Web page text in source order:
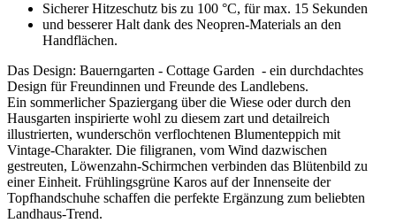
Sicherer Hitzeschutz bis zu 100 °C, für max. 15 Sekunden
und besserer Halt dank des Neopren-Materials an den
Handflächen.
Das Design: Bauerngarten - Cottage Garden - ein durchdachtes
Design für Freundinnen und Freunde des Landlebens.
Ein sommerlicher Spaziergang über die Wiese oder durch den
Hausgarten inspirierte wohl zu diesem zart und detailreich
illustrierten, wunderschön verflochtenen Blumenteppich mit
Vintage-Charakter. Die filigranen, vom Wind dazwischen
gestreuten, Löwenzahn-Schirmchen verbinden das Blütenbild zu
einer Einheit. Frühlingsgrüne Karos auf der Innenseite der
Topfhandschuhe schaffen die perfekte Ergänzung zum beliebten
Landhaus-Trend.